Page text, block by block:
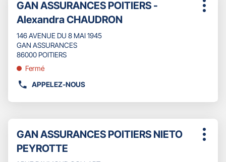
DU
POINT
DE
VENTE
GAN
ASSURANCES
GENCAY
sur
touche
ENTRÉE
pour
obtenir
plus
amples
informations
Point
de
vente
:
GAN ASSURANCES POITIERS -
Alexandra CHAUDRON
146 AVENUE DU 8 MAI 1945
GAN ASSURANCES
86000 POITIERS
Fermé
APPELEZ-NOUS
AFFICHER
DE
TÉLÉPHONE
DU
POINT
DE
Plus
sur
touche
Point
de
vente
GAN ASSURANCES POITIERS NIETO
PEYROTTE
Plus